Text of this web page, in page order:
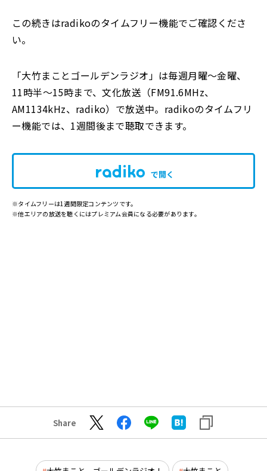
この続きはradikoのタイムフリー機能でご確認くださ
い。
「大竹まことゴールデンラジオ」は毎週月曜～金曜、
11時半～15時まで、文化放送（FM91.6MHz、
AM1134kHz、radiko）で放送中。radikoのタイムフリ
ー機能では、1週間後まで聴取できます。
で開く
※タイムフリーは1週間限定コンテンツです。
※他エリアの放送を聴くにはプレミアム会員になる必要があります。
Share